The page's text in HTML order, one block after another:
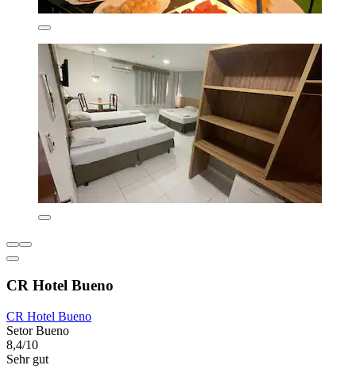
CR Hotel Bueno
CR Hotel Bueno
Setor Bueno
8,4/10
Sehr gut